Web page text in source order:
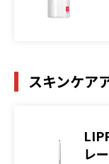
スキンケア
レー